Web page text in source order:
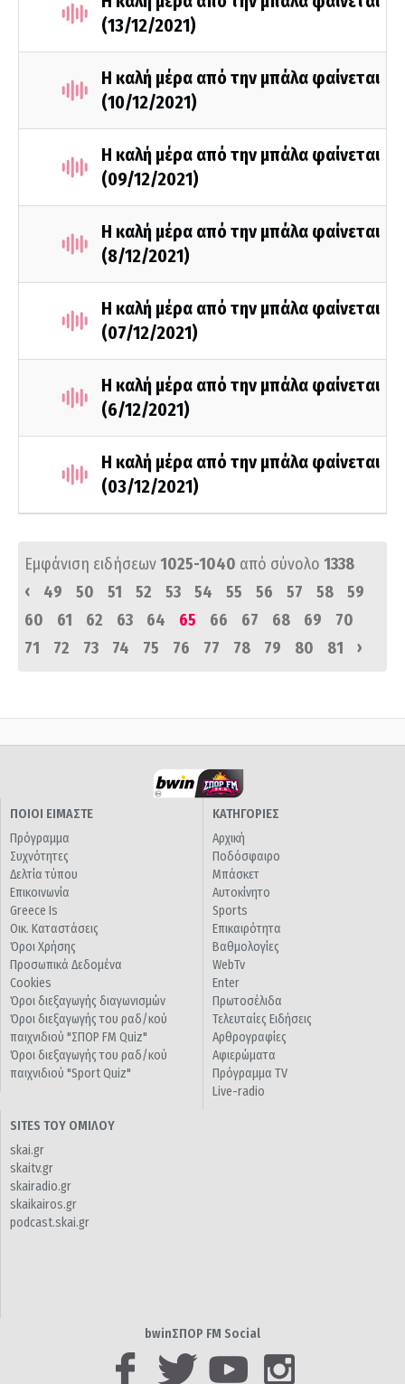
(13/12/2021)
Η καλή μέρα από την μπάλα φαίνεται
(10/12/2021)
Η καλή μέρα από την μπάλα φαίνεται
(09/12/2021)
Η καλή μέρα από την μπάλα φαίνεται
(8/12/2021)
Η καλή μέρα από την μπάλα φαίνεται
(07/12/2021)
Η καλή μέρα από την μπάλα φαίνεται
(6/12/2021)
Η καλή μέρα από την μπάλα φαίνεται
(03/12/2021)
Εμφάνιση ειδήσεων1025-1040 από σύνολο 1338
‹
49 50 51 52 53 54 55 56 57 58
59
60
61 62 63 64 65 66 67 68 69
70
71
72 73 74 75 76 77 78 79 80 81 ›
ΠΟΙΟΙ ΕΙΜΑΣΤΕ
Πρόγραμμα
Συχνότητες
Δελτία τύπου
Επικοινωνία
Greece Is
Οικ. Καταστάσεις
Όροι Χρήσης
Προσωπικά Δεδομένα
Cookies
Όροι διεξαγωγής διαγωνισμών
Όροι διεξαγωγής του ραδ/κού
παιχνιδιού "ΣΠΟΡ FM Quiz"
Όροι διεξαγωγής του ραδ/κού
παιχνιδιού "Sport Quiz"
ΚΑΤΗΓΟΡΙΕΣ
Αρχική
Ποδόσφαιρο
Μπάσκετ
Αυτοκίνητο
Sports
Επικαιρότητα
Βαθμολογίες
WebTv
Enter
Πρωτοσέλιδα
Τελευταίες Ειδήσεις
Αρθρογραφίες
Αφιερώματα
Πρόγραμμα TV
Live-radio
SITES ΤΟΥ ΟΜΙΛΟΥ
skai.gr
skaitv.gr
skairadio.gr
skaikairos.gr
podcast.skai.gr
bwinΣΠΟΡ FM Social